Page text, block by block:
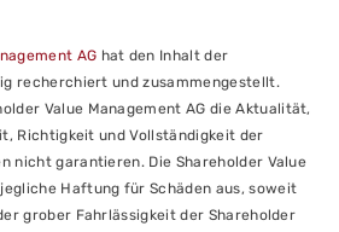
AG hat den Inhalt der
recherchiert und zusammengestellt.
Value Management AG die Aktualität,
Richtigkeit und Vollständigkeit der
nicht garantieren. Die Shareholder Value
Haftung für Schäden aus, soweit
grober Fahrlässigkeit der Shareholder